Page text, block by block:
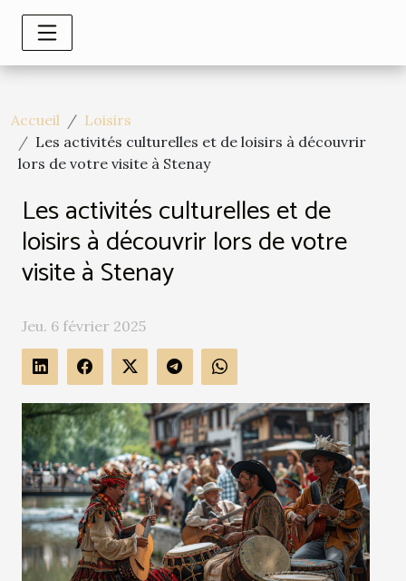
Accueil
Loisirs
Les activités culturelles et de loisirs à découvrir
lors de votre visite à Stenay
Les activités culturelles et de
loisirs à découvrir lors de votre
visite à Stenay
Jeu. 6 février 2025